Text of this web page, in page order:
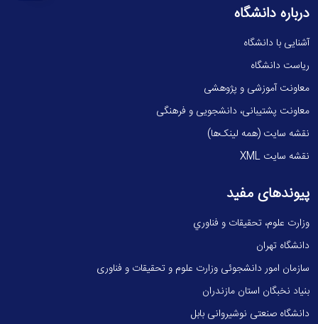
درباره دانشگاه
آشنایی با دانشگاه
ریاست دانشگاه
معاونت آموزشی و پژوهشی
معاونت پشتیبانی، دانشجویی و فرهنگی
نقشه سایت (همه لینک‌ها)
نقشه سایت XML
پیوندهای مفید
وزارت علوم، تحقيقات و فناوري
دانشگاه تهران
سازمان امور دانشجوئی وزارت علوم و تحقیقات و فناوری
بنیاد نخبگان استان مازندران
دانشگاه صنعتی نوشیروانی بابل